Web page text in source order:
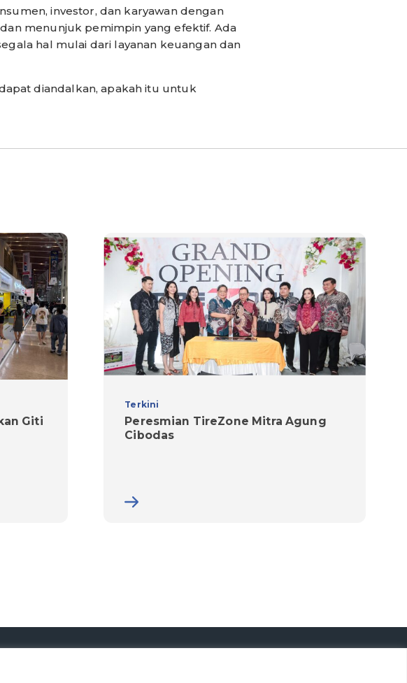
investor, dan karyawan dengan
menunjuk pemimpin yang efektif. Ada
hal mulai dari layanan keuangan dan
diandalkan, apakah itu untuk
Giti
Terkini
Peresmian TireZone Mitra Agung
Cibodas